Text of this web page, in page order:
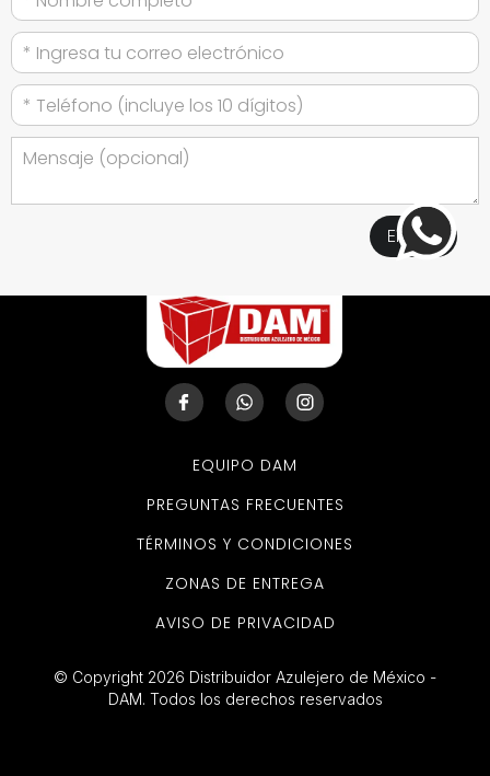
EQUIPO DAM
PREGUNTAS FRECUENTES
TÉRMINOS Y CONDICIONES
ZONAS DE ENTREGA
AVISO DE PRIVACIDAD
© Copyright 2026 Distribuidor Azulejero de México -
DAM. Todos los derechos reservados